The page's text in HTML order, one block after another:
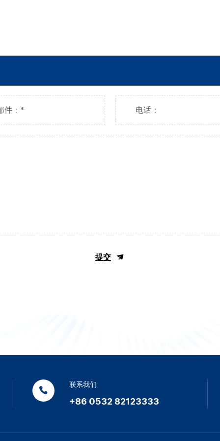
提交
联系我们
+86 0532 82123333